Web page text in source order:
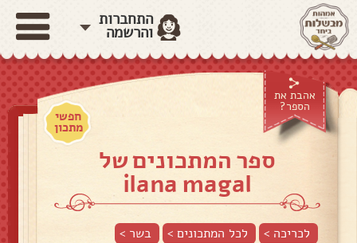
התחברות
והרשמה
אהבת את
הספר?
חפשי
מתכון
ספר המתכונים של
ilana magal
לכריכה > לכל המתכונים > בשר >